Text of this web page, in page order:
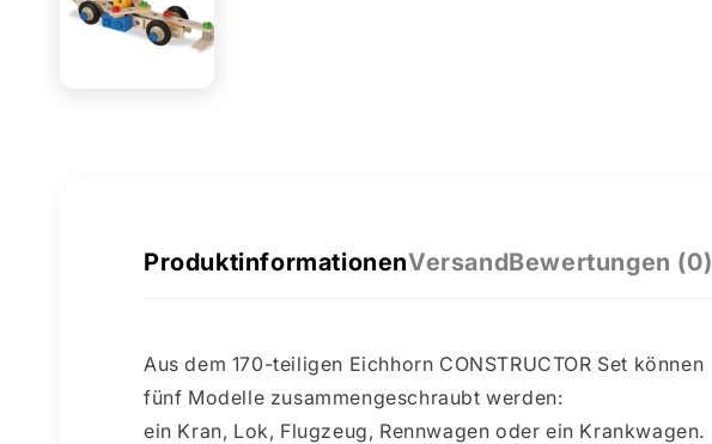
ProduktinformationenVersandBewertungen (0)
Aus dem 170-teiligen Eichhorn CONSTRUCTOR Set können
fünf Modelle zusammengeschraubt werden:
ein Kran, Lok, Flugzeug, Rennwagen oder ein Krankwagen.